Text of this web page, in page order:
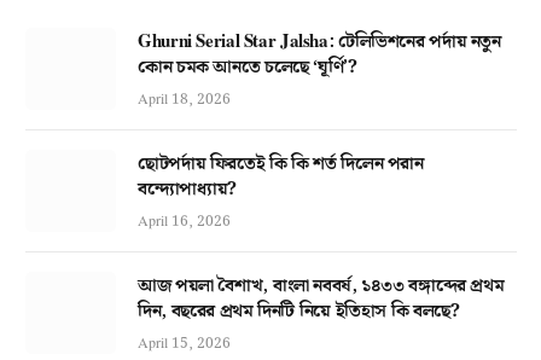
Ghurni Serial Star Jalsha: টেলিভিশনের পর্দায় নতুন
কোন চমক আনতে চলেছে ‘ঘূর্ণি’?
April 18, 2026
ছোটপর্দায় ফিরতেই কি কি শর্ত দিলেন পরান
বন্দ্যোপাধ্যায়?
April 16, 2026
আজ পয়লা বৈশাখ, বাংলা নববর্ষ, ১৪৩৩ বঙ্গাব্দের প্রথম
দিন, বছরের প্রথম দিনটি নিয়ে ইতিহাস কি বলছে?
April 15, 2026